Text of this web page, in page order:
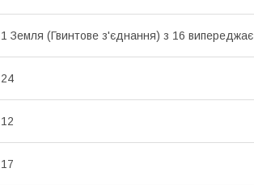
1 Земля (Гвинтове з'єднання) з 16 випереджає
24
12
17